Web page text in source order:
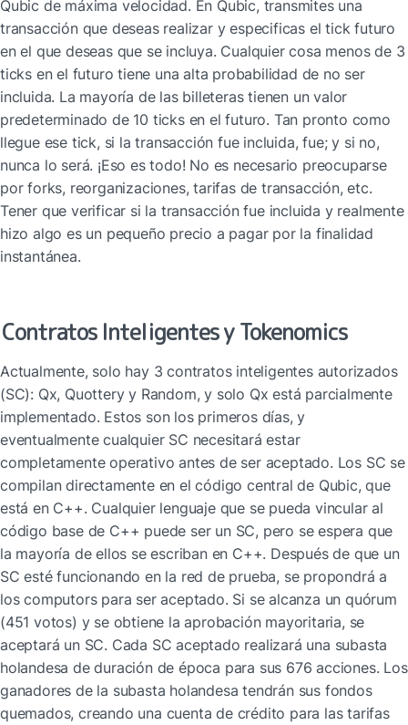
Qubic de máxima velocidad. En Qubic, transmites una
transacción que deseas realizar y especificas el tick futuro
en el que deseas que se incluya. Cualquier cosa menos de 3
ticks en el futuro tiene una alta probabilidad de no ser
incluida. La mayoría de las billeteras tienen un valor
predeterminado de 10 ticks en el futuro. Tan pronto como
llegue ese tick, si la transacción fue incluida, fue; y si no,
nunca lo será. ¡Eso es todo! No es necesario preocuparse
por forks, reorganizaciones, tarifas de transacción, etc.
Tener que verificar si la transacción fue incluida y realmente
hizo algo es un pequeño precio a pagar por la finalidad
instantánea.
Contratos Inteligentes y Tokenomics
Actualmente, solo hay 3 contratos inteligentes autorizados
(SC): Qx, Quottery y Random, y solo Qx está parcialmente
implementado. Estos son los primeros días, y
eventualmente cualquier SC necesitará estar
completamente operativo antes de ser aceptado. Los SC se
compilan directamente en el código central de Qubic, que
está en C++. Cualquier lenguaje que se pueda vincular al
código base de C++ puede ser un SC, pero se espera que
la mayoría de ellos se escriban en C++. Después de que un
SC esté funcionando en la red de prueba, se propondrá a
los computors para ser aceptado. Si se alcanza un quórum
(451 votos) y se obtiene la aprobación mayoritaria, se
aceptará un SC. Cada SC aceptado realizará una subasta
holandesa de duración de época para sus 676 acciones. Los
ganadores de la subasta holandesa tendrán sus fondos
quemados, creando una cuenta de crédito para las tarifas